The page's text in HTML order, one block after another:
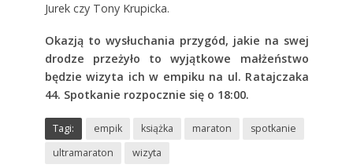
Jurek czy Tony Krupicka.
Okazją to wysłuchania przygód, jakie na swej
drodze przeżyło to wyjątkowe małżeństwo
będzie wizyta ich w empiku na ul. Ratajczaka
44. Spotkanie rozpocznie się o 18:00.
Tagi: empik książka maraton
spotkanie
ultramaraton
wizyta